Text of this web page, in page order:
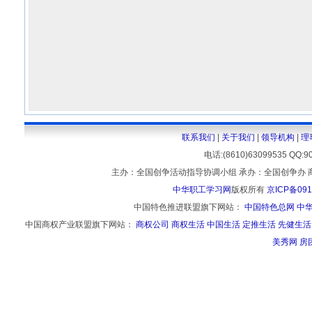
联系我们 关于我们 领导机构
理
电话:(8610)63099535
主办：全国创争活动指导协调小组 承办：全国创争
中华职工学习网 版权所有 京ICP备
中国特色推进联盟旗下网站： 中国特色总网 中
中国商权产业联盟旗下网站： 商权公司 商权生活 中国生活 定推生活 先健生活
美秀网 房